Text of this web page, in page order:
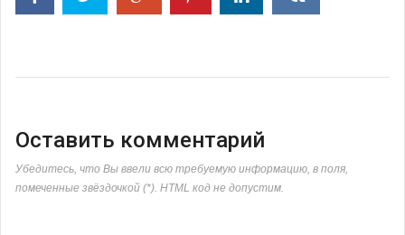
Оставить комментарий
Убедитесь, что Вы ввели всю требуемую информацию, в поля,
помеченные звёздочкой (*). HTML код не допустим.